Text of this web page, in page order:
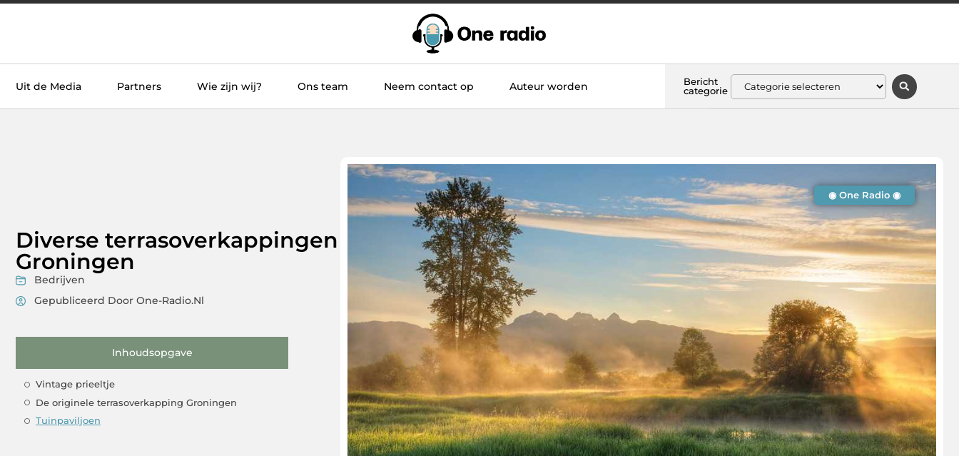
Uit de Media Partners Wie zijn wij? Ons team Neem contact op Auteur worden
Bericht
categorie
Diverse terrasoverkappingen
Groningen
Bedrijven
Gepubliceerd Door One-Radio.nl
Inhoudsopgave
Vintage prieeltje
De originele terrasoverkapping Groningen
Tuinpaviljoen
◉ One Radio ◉